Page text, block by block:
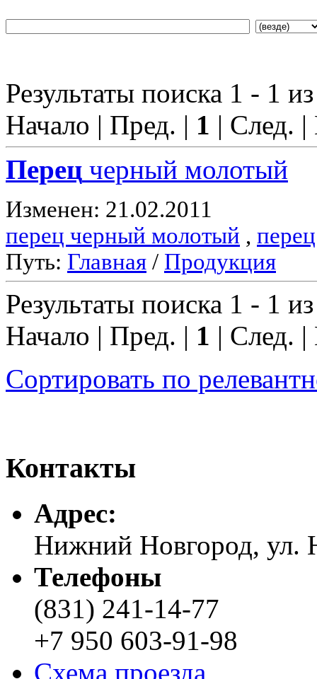
Результаты поиска 1 - 1
Начало | Пред. | 1 | След.
Перец черный молотый
Изменен: 21.02.2011
перец черный молотый , перец
Путь: Главная / Продукция
Результаты поиска 1 - 1
Начало | Пред. | 1 | След.
Сортировать по
Контакты
Адреc:
Нижний Новгород, ул.
Телефоны
(831) 241-14-77
+7 950 603-91-98
Схема проезда